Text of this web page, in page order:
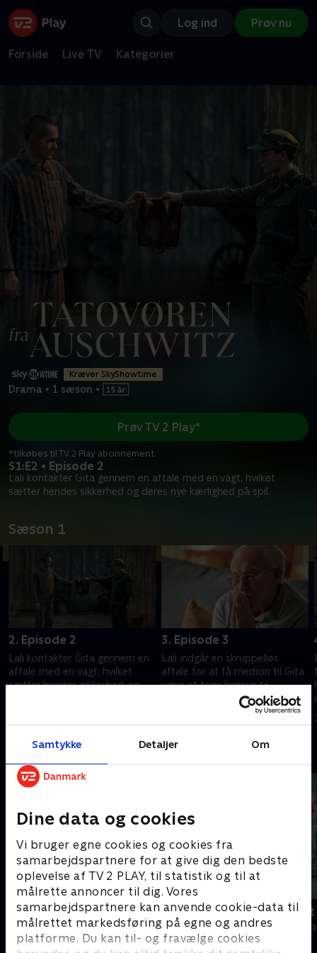
Samtykke Detaljer Om
Dine data og cookies
Vi bruger egne cookies og cookies fra
samarbejdspartnere for at give dig den bedste
oplevelse af TV 2 PLAY, til statistik og til at
målrette annoncer til dig. Vores
samarbejdspartnere kan anvende cookie-data til
målrettet markedsføring på egne og andres
platforme. Du kan til- og fravælge cookies
Log ind Prøv nu
Forside Live TV Kategorier
Kræver SkyShowtime
Drama • 1 sæson •
S1:E2 • Episode 2
Lali kontakter Gita gennem en aftale med en vagt, hvilket
sætter hendes sikkerhed og deres nye kærlighed på spil.
Prøv TV 2 Play*
*tilkøbes til TV 2 Play abonnement
Sæson 1
2. Episode 2
Lali kontakter Gita gennem en
aftale med en vagt, hvilket
sætter hendes sikkerhed og
3. Episode 3
Lali indgår en skruppelløs
aftale for at få medicin til Gita
uden at tage hensyn til
Andre så også
Happy fucking Pride
Drama • 1 sæsoner
Fake Patient
Drama • 1